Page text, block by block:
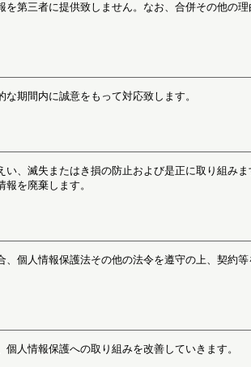
第三者に提供致しません。なお、合併その他の
期間内に誠意をもって対応致します。
、滅失またはき損の防止および是正に取り組み
を廃棄します。
個人情報保護法その他の法令を遵守の上、契約等
人情報保護への取り組みを改善していきます。